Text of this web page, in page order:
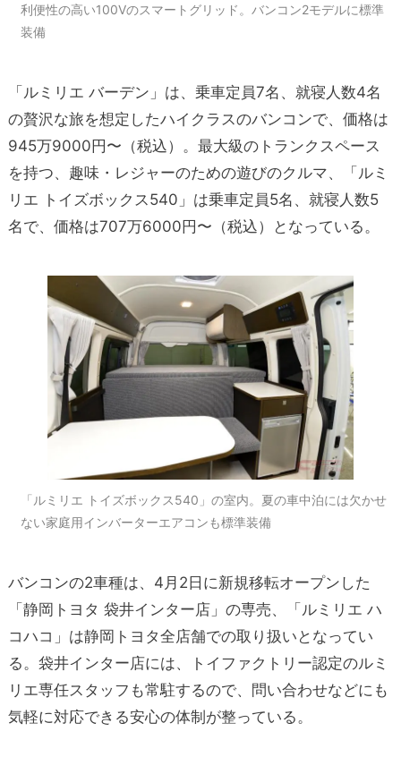
利便性の高い100Vのスマートグリッド。バンコン2モデルに標準
装備
「ルミリエ バーデン」は、乗車定員7名、就寝人数4名
の贅沢な旅を想定したハイクラスのバンコンで、価格は
945万9000円〜（税込）。最大級のトランクスペース
を持つ、趣味・レジャーのための遊びのクルマ、「ルミ
リエ トイズボックス540」は乗車定員5名、就寝人数5
名で、価格は707万6000円〜（税込）となっている。
「ルミリエ トイズボックス540」の室内。夏の車中泊には欠かせ
ない家庭用インバーターエアコンも標準装備
バンコンの2車種は、4月2日に新規移転オープンした
「静岡トヨタ 袋井インター店」の専売、「ルミリエ ハ
コハコ」は静岡トヨタ全店舗での取り扱いとなってい
る。袋井インター店には、トイファクトリー認定のルミ
リエ専任スタッフも常駐するので、問い合わせなどにも
気軽に対応できる安心の体制が整っている。